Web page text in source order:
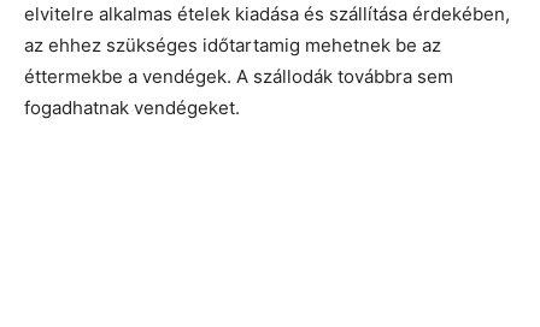
elvitelre alkalmas ételek kiadása és szállítása érdekében,
az ehhez szükséges időtartamig mehetnek be az
éttermekbe a vendégek. A szállodák továbbra sem
fogadhatnak vendégeket.